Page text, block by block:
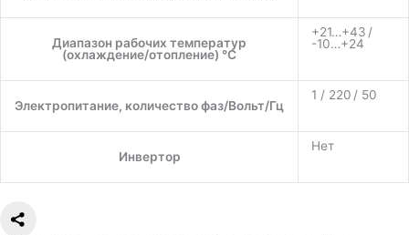
Диапазон рабочих температур
(охлаждение/отопление) °C
+21…+43 /
-10…+24
Электропитание, количество фаз/Вольт/Гц
1 / 220 / 50
Инвертор
Нет